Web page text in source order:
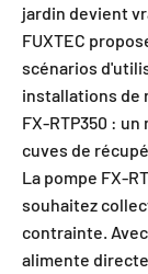
jardin devient
FUXTEC
scénarios
installations de
FX-RTP350 :
cuves de
La pompe FX-
souhaitez
contrainte.
alimente